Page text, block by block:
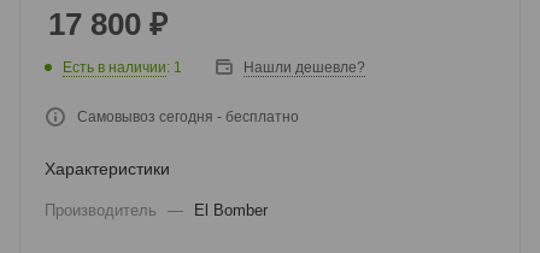
17 800 ₽
Есть в наличии: 1 Нашли дешевле?
Самовывоз сегодня - бесплатно
Характеристики
Производитель — El Bomber